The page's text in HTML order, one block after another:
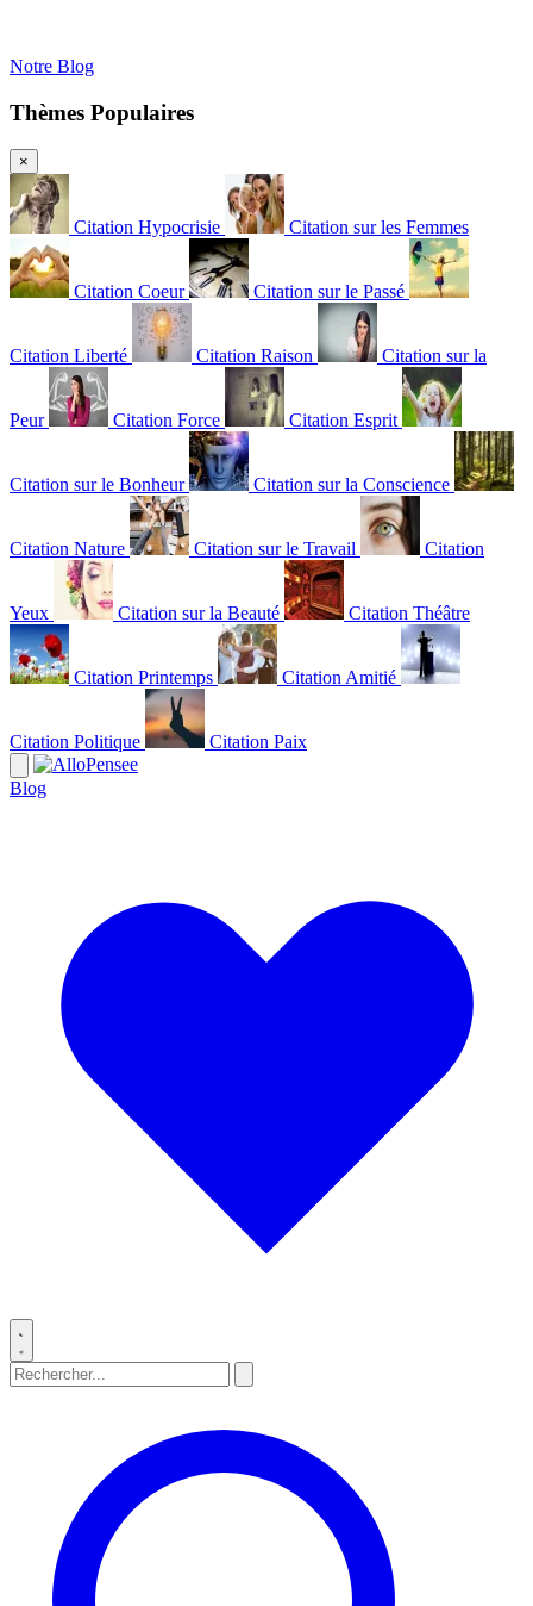
Notre Blog
Thèmes Populaires
×
Citation Hypocrisie Citation sur les Femmes
Citation Coeur Citation sur le Passé
Citation Liberté Citation Raison Citation sur la
Peur Citation Force Citation Esprit
Citation sur le Bonheur Citation sur la Conscience
Citation Nature Citation sur le Travail Citation
Yeux Citation sur la Beauté Citation Théâtre
Citation Printemps Citation Amitié
Citation Politique Citation Paix
Blog